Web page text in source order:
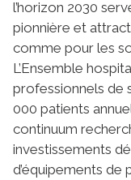
l’horizon 2030
pionnière et
comme pour les
L’Ensemble
professionnels de
000 patients
continuum
investissements
d’équipements de